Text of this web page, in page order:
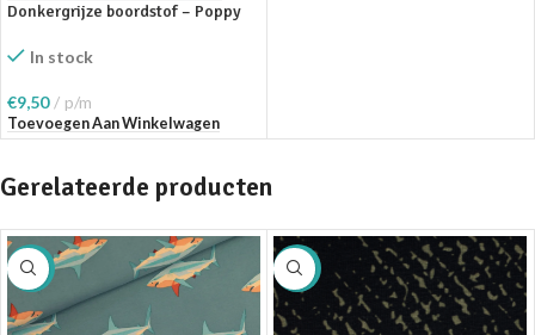
Donkergrijze boordstof – Poppy
In stock
€9,50 p/m
Toevoegen Aan Winkelwagen
Gerelateerde producten
SALE SALE